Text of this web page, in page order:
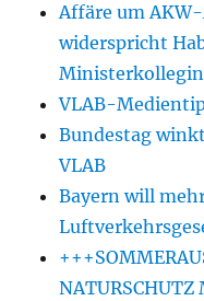
Affäre um
widerspricht
VLAB-
Bundestag
VLAB
Bayern will